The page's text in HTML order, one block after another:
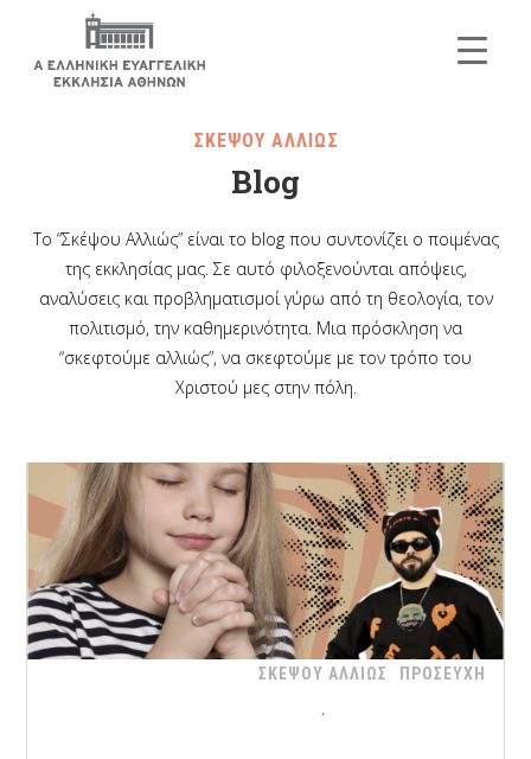
ΣΚΕΨΟΥ ΑΛΛΙΩΣ
Blog
Το “Σκέψου Αλλιώς” είναι το blog που συντονίζει ο ποιμένας
της εκκλησίας μας. Σε αυτό φιλοξενούνται απόψεις,
αναλύσεις και προβληματισμοί γύρω από τη θεολογία, τον
πολιτισμό, την καθημερινότητα. Μια πρόσκληση να
“σκεφτούμε αλλιώς”, να σκεφτούμε με τον τρόπο του
Χριστού μες στην πόλη.
ΣΚΕΨΟΥ ΑΛΛΙΩΣ ΠΡΟΣΕΥΧΗ